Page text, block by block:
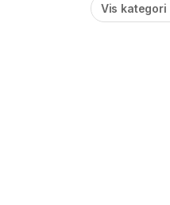
Vis kategori